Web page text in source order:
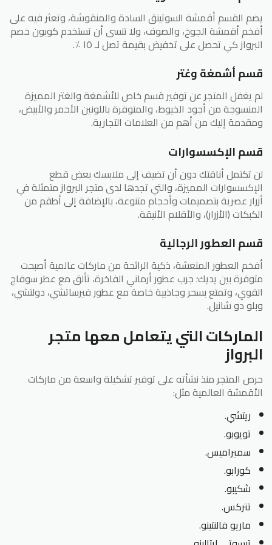
يضم القسم أقمشة السوتينق السادة والمنقوشة، وتعثر فيه على
أفخم أقمشة الجوخ، والصوف، ولا تنسى أن تستخدم كوبون خصم
البرواز كي تحصل على تخفيض بقيمة تصل لـ ١٥ ٪.
قسم أشمغة وغتر
لم يغفل المتجر عن توفير قسم خاص للأشمغة والغتر المميزة
المنسوجة من أجود الخيوط، والمتوفرة باللونين الأحمر والأبيض،
ومقدمة إليك من أهم من العلامات التجارية.
قسم الإكسسوارات
لن تكتمل أناقتك دون أن تضيف إلى ملابسك بعض قطع
الإكسسوارات المميزة، والتي تجدها لدى متجر البرواز متمثلة في
أزرار عصرية بتصميمات وأحجام متنوعة، بالإضافة إلى أطقم من
الكبكات (الأزرار)، والأقلام الأنيقة.
قسم العطور الرجالية
أفخم العطور المنعشة، ذكية الرائحة من ماركات عالمية أصبحت
متوفرة بين يديك؛ جرب عطور أرماني الفاخرة، تألق مع عطر سوفاج
القوي، وتمتع بسحر وجاذبية خاصة مع عطور فيرساتشي، دولتشي،
وبلو دو شانيل.
الماركات التي يتعامل معها متجر
البرواز
حرص المتجر منذ نشأته على توفير تشكيلة واسعة من ماركات
الأقمشة العالمية مثل:
ريتشي.
تويوبو.
سميراميس.
كورابو.
شكيبو.
تتركس.
ماريو فالنتينو.